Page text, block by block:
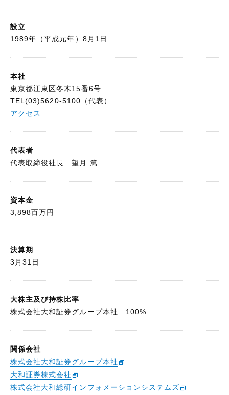
設立
1989年（平成元年）8月1日
本社
東京都江東区冬木15番6号
TEL(03)5620-5100（代表）
アクセス
代表者
代表取締役社長 望月 篤
資本金
3,898百万円
決算期
3月31日
大株主及び持株比率
株式会社大和証券グループ本社 100%
関係会社
株式会社大和証券グループ本社
大和証券株式会社
株式会社大和総研インフォメーションシステムズ